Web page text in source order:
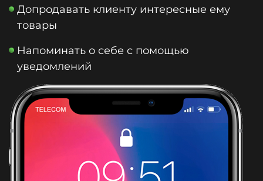
Допродавать клиенту интересные ему
товары
Напоминать о себе с помощью
уведомлений